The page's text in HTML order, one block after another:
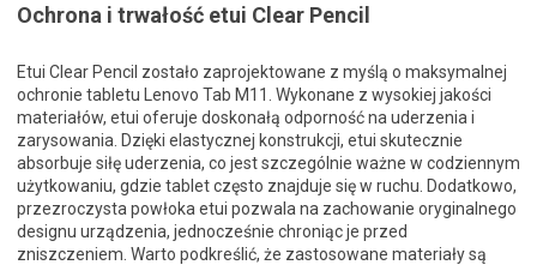
Ochrona i trwałość etui Clear Pencil
Etui Clear Pencil zostało zaprojektowane z myślą o maksymalnej
ochronie tabletu Lenovo Tab M11. Wykonane z wysokiej jakości
materiałów, etui oferuje doskonałą odporność na uderzenia i
zarysowania. Dzięki elastycznej konstrukcji, etui skutecznie
absorbuje siłę uderzenia, co jest szczególnie ważne w codziennym
użytkowaniu, gdzie tablet często znajduje się w ruchu. Dodatkowo,
przezroczysta powłoka etui pozwala na zachowanie oryginalnego
designu urządzenia, jednocześnie chroniąc je przed
zniszczeniem. Warto podkreślić, że zastosowane materiały są